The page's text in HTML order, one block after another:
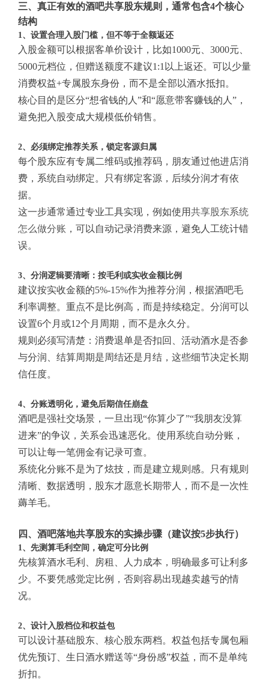
三、真正有效的酒吧共享股东规则，通常包含4个核心
结构
1、设置合理入股门槛，但不等于全额返还
入股金额可以根据客单价设计，比如1000元、3000元、
5000元档位，但赠送额度不建议1:1以上返还。可以少量
消费权益+专属股东身份，而不是全部以酒水抵扣。
核心目的是区分“想省钱的人”和“愿意带客赚钱的人”，
避免把入股变成大规模低价销售。
2、必须绑定推荐关系，锁定客源归属
每个股东应有专属二维码或推荐码，朋友通过他进店消
费，系统自动绑定。只有绑定客源，后续分润才有依
据。
这一步通常通过专业工具实现，例如使用共享股东系统
怎么做分账 ，可以自动记录消费来源，避免人工统计错
误。
3、分润逻辑要清晰：按毛利或实收金额比例
建议按实收金额的5%-15%作为推荐分润，根据酒吧毛
利率调整。重点不是比例高，而是持续稳定。分润可以
设置6个月或12个月周期，而不是永久分。
规则必须写清楚：消费退单是否扣回、活动酒水是否参
与分润、结算周期是周结还是月结，这些细节决定长期
信任度。
4、分账透明化，避免后期信任崩盘
酒吧是强社交场景，一旦出现“你算少了”“我朋友没算
进来”的争议，关系会迅速恶化。使用系统自动分账，
可以让每一笔佣金有记录可查。
系统化分账不是为了炫技，而是建立规则感。只有规则
清晰、数据透明，股东才愿意长期带人，而不是一次性
薅羊毛。
四、酒吧落地共享股东的实操步骤（建议按5步执行）
1、先测算毛利空间，确定可分比例
先核算酒水毛利、房租、人力成本，明确最多可让利多
少。不要凭感觉定比例，否则容易出现越卖越亏的情
况。
2、设计入股档位和权益包
可以设计基础股东、核心股东两档。权益包括专属包厢
优先预订、生日酒水赠送等“身份感”权益，而不是单纯
折扣。